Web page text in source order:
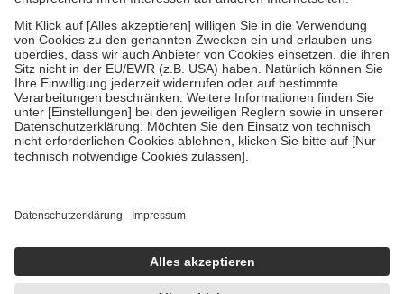
stärken und die besondere Stellung der Familie zu unterstützen,
fallenkeine Zuzahlungenan bei:
• Kindern und Jugendlichen bis zum vollendeten 18. Lebensjahr
mit Ausnahme der Fahrkosten
• Untersuchungen zur Vorsorge und Früherkennung, die von der
GKV getragen werden
• empfohlenen Schutzimpfungen
• Harn- und Blutteststreifen
getroffen, um sicherzustellen, dass es sich um echte Bewertungen
https://help.etrusted.com/hc/de/articles/4419944605341
Einige Bilder und Inhalte wurden unter Zuhilfenahme künstlicher